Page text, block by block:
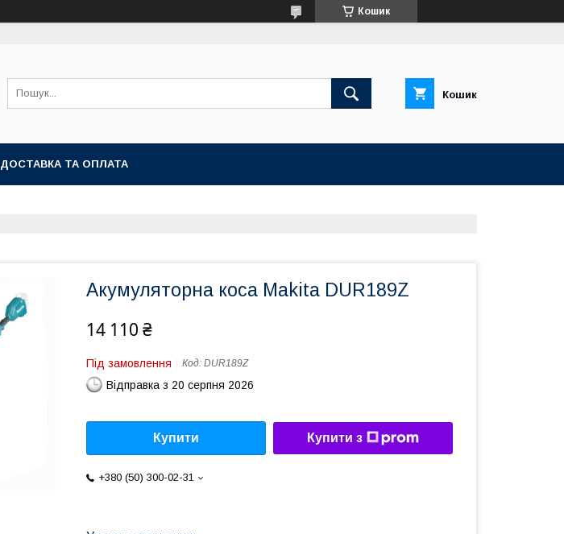
Кошик
Кошик
ДОСТАВКА ТА ОПЛАТА
Акумуляторна коса Makita DUR189Z
14 110 ₴
Під замовлення Код: DUR189Z
Відправка з 20 серпня 2026
Купити Купити з
+380 (50) 300-02-31